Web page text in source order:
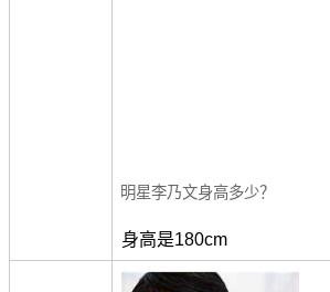
明星李乃文身高多少？
身高是180cm